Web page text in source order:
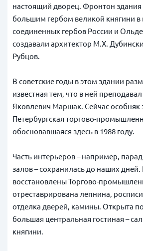
настоящий дворец. Фронтон
большим гербом великой княгини в
соединенных гербов России и
создавали архитектор М.Х.
Рубцов.
В советские годы в этом здании
известная тем, что в ней
Яковлевич Маршак. Сейчас особняк
Петербургская торгово-
обосновавшаяся здесь в 1988 году.
Часть интерьеров – например,
залов – сохранилась до наших
восстановлены Торгово-
отреставрирована лепнина,
отделка дверей, камины. Открыта
большая центральная гостиная –
княгини.